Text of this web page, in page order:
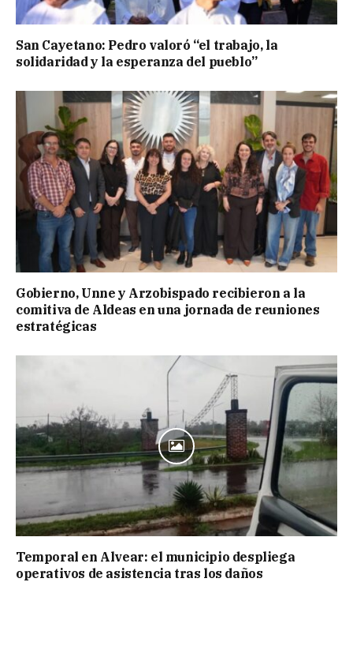
San Cayetano: Pedro valoró “el trabajo, la
solidaridad y la esperanza del pueblo”
Gobierno, Unne y Arzobispado recibieron a la
comitiva de Aldeas en una jornada de reuniones
estratégicas
Temporal en Alvear: el municipio despliega
operativos de asistencia tras los daños